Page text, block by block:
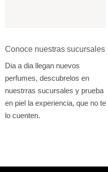
Conoce nuestras sucursales
Dia a dia llegan nuevos
perfumes, descubrelos en
nuestrras sucursales y prueba
en piel la experiencia, que no te
lo cuenten.